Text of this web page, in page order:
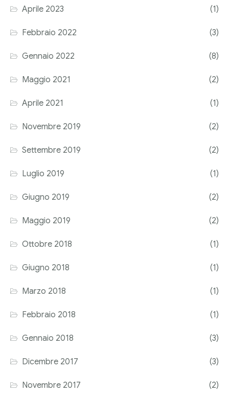
Corriere tributario
Editore Euroconference
Il Giornale del Revisore
Forum Fiscale
Articoli
Aprile 2023 (1)
Febbraio 2022 (3)
Gennaio 2022 (8)
Maggio 2021 (2)
Aprile 2021 (1)
Novembre 2019 (2)
Settembre 2019 (2)
Luglio 2019 (1)
Giugno 2019 (2)
Maggio 2019 (2)
Ottobre 2018 (1)
Giugno 2018 (1)
Marzo 2018 (1)
Febbraio 2018 (1)
Gennaio 2018 (3)
Dicembre 2017 (3)
Novembre 2017 (2)